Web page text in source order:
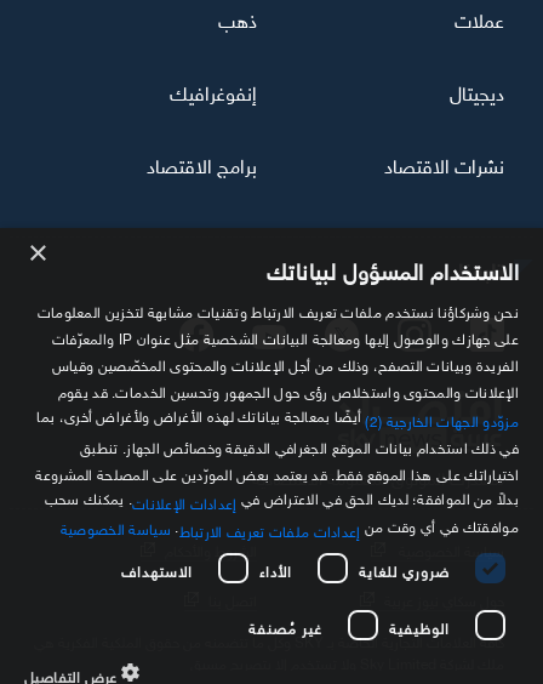
تابعنا
مصدرك الموثوق للمعلومة الاقتصادية
عملات ذهب
ديجيتال إنفوغرافيك
نشرات الاقتصاد برامج الاقتصاد
سياسة الخصوصية الشروط والأحكام
كافة العلامات التجارية الخاصة بـ SKY وكل ما تتضمنه من حقوق الملكية الفكرية هي
× الاستخدام المسؤول لبياناتك
نحن وشركاؤنا نستخدم ملفات تعريف الارتباط وتقنيات مشابهة لتخزين المعلومات
على جهازك والوصول إليها ومعالجة البيانات الشخصية مثل عنوان IP والمعرّفات
الفريدة وبيانات التصفح، وذلك من أجل الإعلانات والمحتوى المخصّصين وقياس
الإعلانات والمحتوى واستخلاص رؤى حول الجمهور وتحسين الخدمات. قد يقوم
مزوّدو الجهات الخارجية (2)
أيضًا بمعالجة بياناتك لهذه الأغراض ولأغراض أخرى، بما
في ذلك استخدام بيانات الموقع الجغرافي الدقيقة وخصائص الجهاز. تنطبق
اختياراتك على هذا الموقع فقط. قد يعتمد بعض المورّدين على المصلحة المشروعة
بدلاً من الموافقة؛ لديك الحق في الاعتراض في إعدادات الإعلانات . يمكنك سحب
موافقتك في أي وقت من إعدادات ملفات تعريف الارتباط سياسة الخصوصية
ضروري للغاية
الأداء الاستهداف
الوظيفية غير مُصنفة
عرض التفاصيل